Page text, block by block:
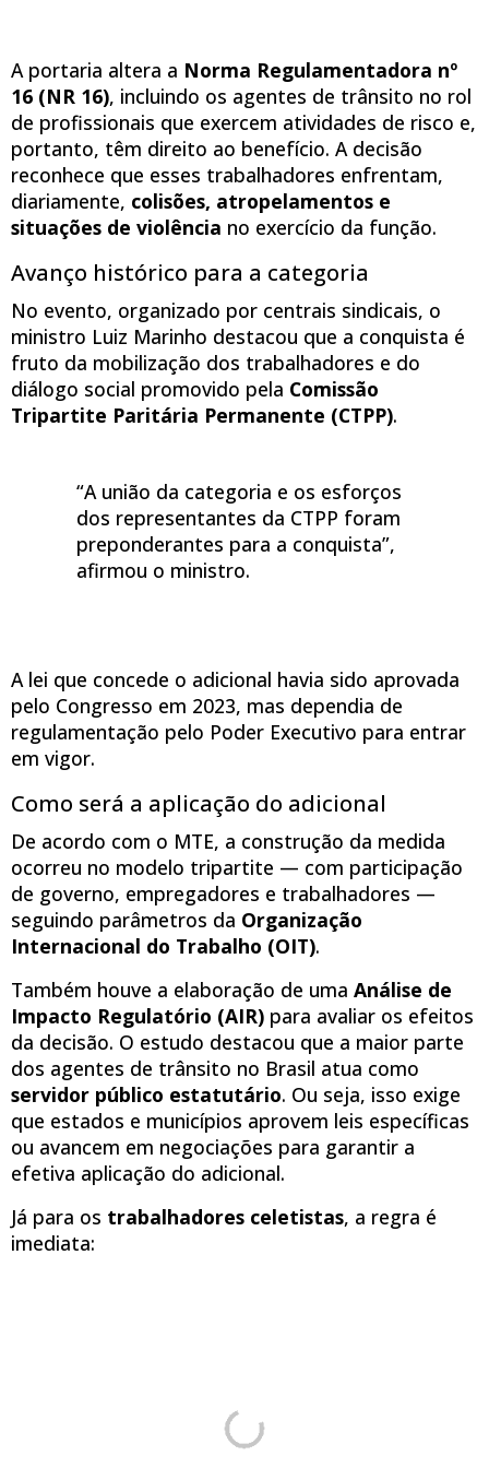
A portaria altera a Norma Regulamentadora nº
16 (NR 16), incluindo os agentes de trânsito no rol
de profissionais que exercem atividades de risco e,
portanto, têm direito ao benefício. A decisão
reconhece que esses trabalhadores enfrentam,
diariamente, colisões, atropelamentos e
situações de violência no exercício da função.
Avanço histórico para a categoria
No evento, organizado por centrais sindicais, o
ministro Luiz Marinho destacou que a conquista é
fruto da mobilização dos trabalhadores e do
diálogo social promovido pela Comissão
Tripartite Paritária Permanente (CTPP).
“A união da categoria e os esforços
dos representantes da CTPP foram
preponderantes para a conquista”,
afirmou o ministro.
A lei que concede o adicional havia sido aprovada
pelo Congresso em 2023, mas dependia de
regulamentação pelo Poder Executivo para entrar
em vigor.
Como será a aplicação do adicional
De acordo com o MTE, a construção da medida
ocorreu no modelo tripartite — com participação
de governo, empregadores e trabalhadores —
seguindo parâmetros da Organização
Internacional do Trabalho (OIT).
Também houve a elaboração de uma Análise de
Impacto Regulatório (AIR) para avaliar os efeitos
da decisão. O estudo destacou que a maior parte
dos agentes de trânsito no Brasil atua como
servidor público estatutário. Ou seja, isso exige
que estados e municípios aprovem leis específicas
ou avancem em negociações para garantir a
efetiva aplicação do adicional.
Já para os trabalhadores celetistas, a regra é
imediata: